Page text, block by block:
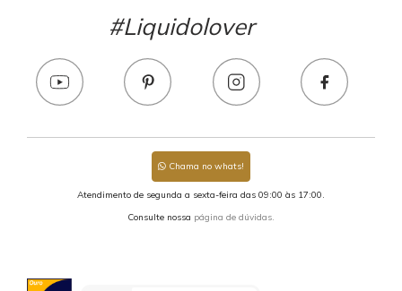
#Liquidolover
Chama no whats!
Atendimento de segunda a sexta-feira das 09:00 às 17:00.
Consulte nossa página de dúvidas.